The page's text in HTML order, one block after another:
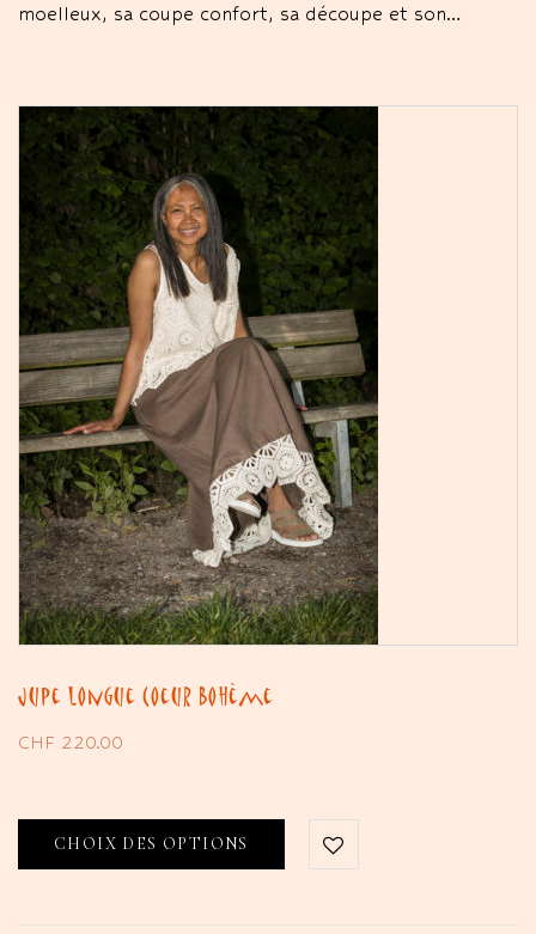
moelleux, sa coupe confort, sa découpe et son…
Jupe longue Coeur Bohème
CHF 220.00
CHOIX DES OPTIONS